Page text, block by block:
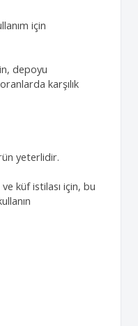
için
depoyu
karşılık
yeterlidir.
küf istilası için, bu